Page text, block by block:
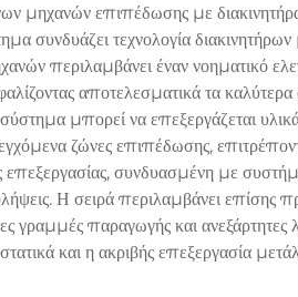
μηχανών επιπέδωσης με
συνδυάζει τεχνολογία
περιλαμβάνει έναν νοηματικό
αποτελεσματικά τα
μπορεί να επεξεργάζεται
ζώνες επιπέδωσης,
επεξεργασίας, συνδυασμένη με
Η σειρά περιλαμβάνει επίσης
γραμμές παραγωγής και ανεξάρτητες
και η ακριβής επεξεργασία